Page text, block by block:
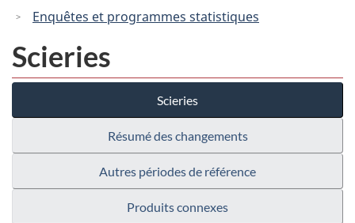
Enquêtes et programmes statistiques
Scieries
Scieries
Résumé des changements
Autres périodes de référence
Produits connexes